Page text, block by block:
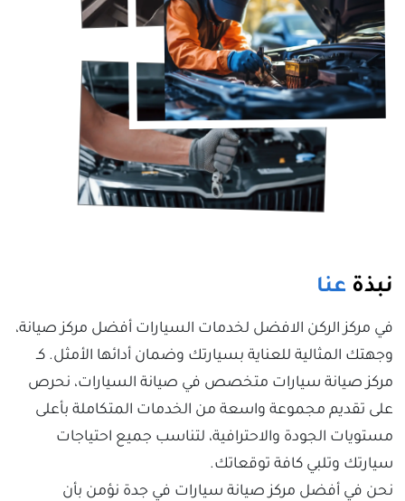
نبذة عنا
في مركز الركن الافضل لخدمات السيارات أفضل مركز صيانة،
وجهتك المثالية للعناية بسيارتك وضمان أدائها الأمثل. كـ
مركز صيانة سيارات متخصص في صيانة السيارات، نحرص
على تقديم مجموعة واسعة من الخدمات المتكاملة بأعلى
مستويات الجودة والاحترافية، لتناسب جميع احتياجات
سيارتك وتلبي كافة توقعاتك.
نحن في أفضل مركز صيانة سيارات في جدة نؤمن بأن